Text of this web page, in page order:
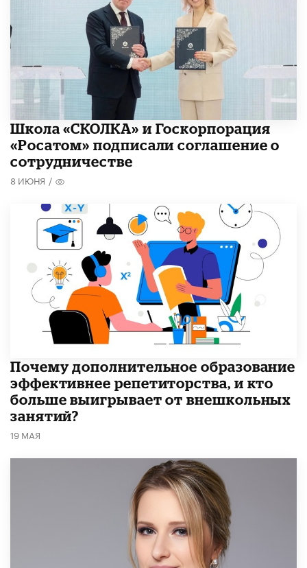
Школа «СКОЛКА» и Госкорпорация
«Росатом» подписали соглашение о
сотрудничестве
8 ИЮНЯ /
​Почему дополнительное образование
эффективнее репетиторства, и кто
больше выигрывает от внешкольных
занятий?
19 МАЯ